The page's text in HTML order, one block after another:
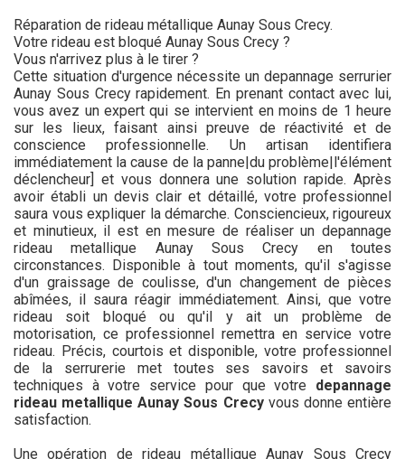
Réparation de rideau métallique Aunay Sous Crecy.
Votre rideau est bloqué Aunay Sous Crecy ?
Vous n'arrivez plus à le tirer ?
Cette situation d'urgence nécessite un depannage serrurier
Aunay Sous Crecy rapidement. En prenant contact avec lui,
vous avez un expert qui se intervient en moins de 1 heure
sur les lieux, faisant ainsi preuve de réactivité et de
conscience professionnelle. Un artisan identifiera
immédiatement la cause de la panne|du problème|l'élément
déclencheur] et vous donnera une solution rapide. Après
avoir établi un devis clair et détaillé, votre professionnel
saura vous expliquer la démarche. Consciencieux, rigoureux
et minutieux, il est en mesure de réaliser un depannage
rideau metallique Aunay Sous Crecy en toutes
circonstances. Disponible à tout moments, qu'il s'agisse
d'un graissage de coulisse, d'un changement de pièces
abîmées, il saura réagir immédiatement. Ainsi, que votre
rideau soit bloqué ou qu'il y ait un problème de
motorisation, ce professionnel remettra en service votre
rideau. Précis, courtois et disponible, votre professionnel
de la serrurerie met toutes ses savoirs et savoirs
techniques à votre service pour que votre depannage
rideau metallique Aunay Sous Crecy vous donne entière
satisfaction.
Une opération de rideau métallique Aunay Sous Crecy